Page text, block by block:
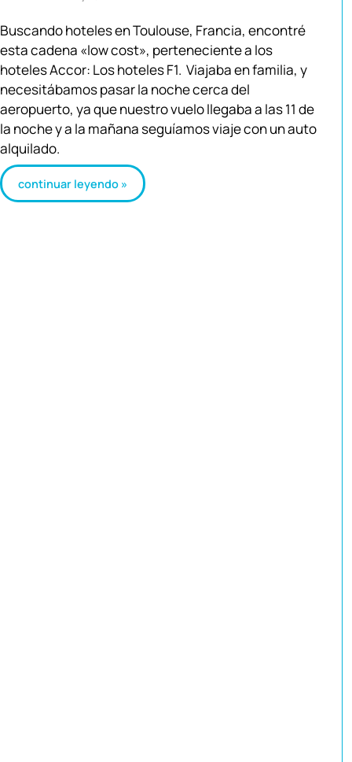
Buscando hoteles en Toulouse, Francia, encontré
esta cadena «low cost», perteneciente a los
hoteles Accor: Los hoteles F1. Viajaba en familia, y
necesitábamos pasar la noche cerca del
aeropuerto, ya que nuestro vuelo llegaba a las 11 de
la noche y a la mañana seguíamos viaje con un auto
alquilado.
continuar leyendo »